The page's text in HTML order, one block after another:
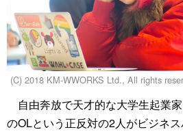
(C) 2018 KM-WWORKS Ltd., All rights
自由奔放で天才的な大学生起業
のOLという正反対の2人がビジネ